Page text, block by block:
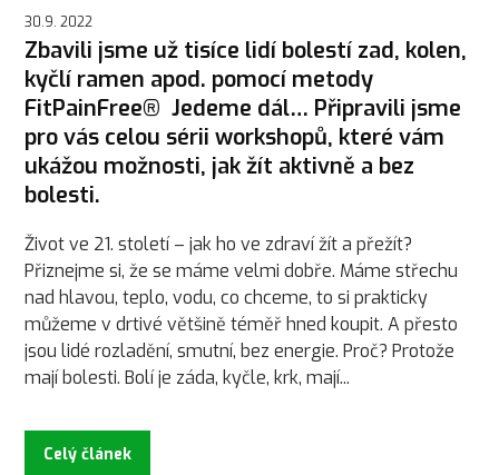
30.9. 2022
Zbavili jsme už tisíce lidí bolestí zad, kolen,
kyčlí ramen apod. pomocí metody
FitPainFree® Jedeme dál… Připravili jsme
pro vás celou sérii workshopů, které vám
ukážou možnosti, jak žít aktivně a bez
bolesti.
Život ve 21. století – jak ho ve zdraví žít a přežít?
Přiznejme si, že se máme velmi dobře. Máme střechu
nad hlavou, teplo, vodu, co chceme, to si prakticky
můžeme v drtivé většině téměř hned koupit. A přesto
jsou lidé rozladění, smutní, bez energie. Proč? Protože
mají bolesti. Bolí je záda, kyčle, krk, mají...
Celý článek